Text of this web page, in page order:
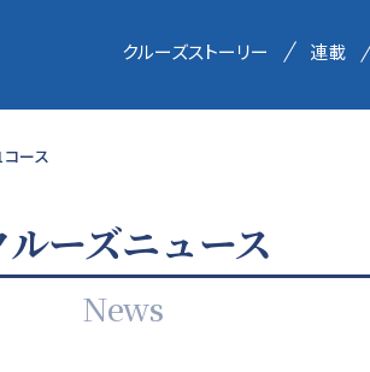
クルーズストーリー 連載
ース
ルーズニュース
News